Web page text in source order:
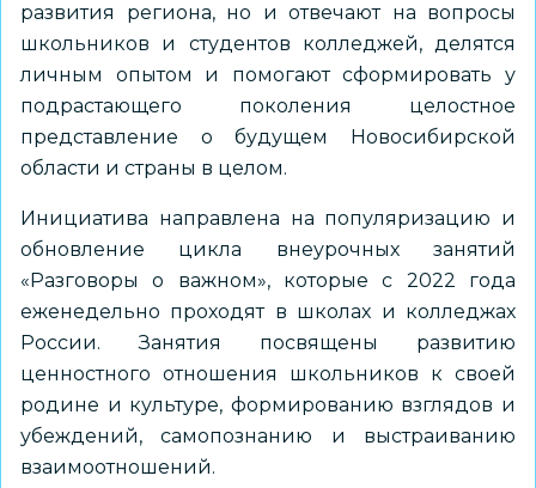
развития региона, но и отвечают на вопросы
школьников и студентов колледжей, делятся
личным опытом и помогают сформировать у
подрастающего поколения целостное
представление о будущем Новосибирской
области и страны в целом.
Инициатива направлена на популяризацию и
обновление цикла внеурочных занятий
«Разговоры о важном», которые с 2022 года
еженедельно проходят в школах и колледжах
России. Занятия посвящены развитию
ценностного отношения школьников к своей
родине и культуре, формированию взглядов и
убеждений, самопознанию и выстраиванию
взаимоотношений.